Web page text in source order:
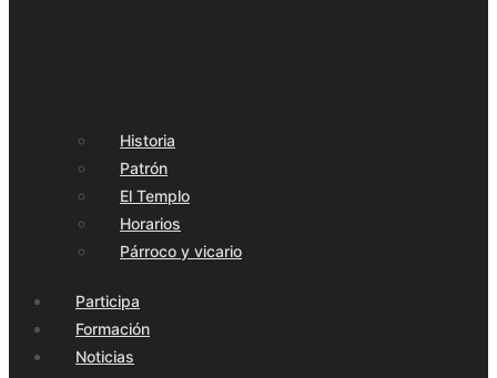
Historia
Patrón
El Templo
Horarios
Párroco y vicario
Participa
Formación
Noticias